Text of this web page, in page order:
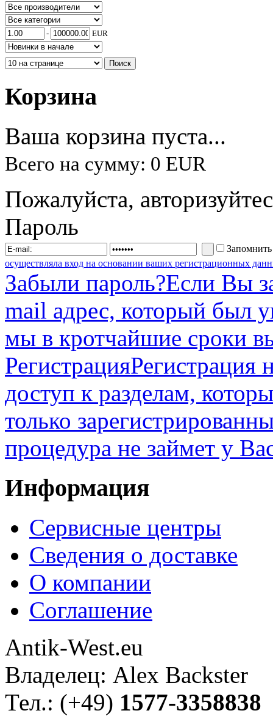
- EUR
Корзина
Ваша корзина пуста...
Всего на сумму: 0 EUR
Пожалуйста,
Пароль
осуществляла вход на основании ваших регистрационных
Забыли пароль?Если Вы
mail адрес, который был
мы в кротчайшие сроки
РегистрацияРегистрация
доступ к разделам,
только
процедура не займет у
Информация
Сервисные центры
Сведения о доставке
О компании
Соглашение
Antik-West.eu
Владелец: Alex Backster
Тел.: (+49) 1577-3358838